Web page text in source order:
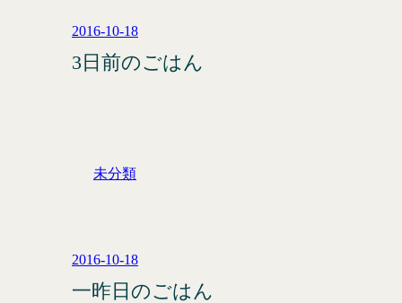
2016-10-18
3日前のごはん
未分類
2016-10-18
一昨日のごはん